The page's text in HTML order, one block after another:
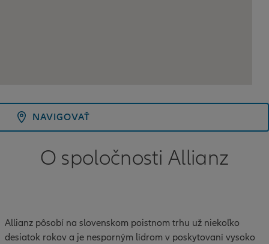
NAVIGOVAŤ
O spoločnosti Allianz
Allianz pôsobí na slovenskom poistnom trhu už niekoľko
desiatok rokov a je nesporným lídrom v poskytovaní vysoko